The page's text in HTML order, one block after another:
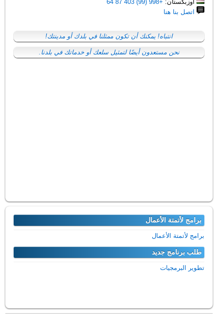
أوزبكستان: +998 (99) 403 87 64
اتصل بنا هنا
انتباه! يمكنك أن تكون ممثلنا في بلدك أو مدينتك!
نحن مستعدون أيضًا لتمثيل سلعك أو خدماتك في بلدنا.
برامج لأتمتة الأعمال
برامج لأتمتة الأعمال
طلب برنامج جديد
تطوير البرمجيات